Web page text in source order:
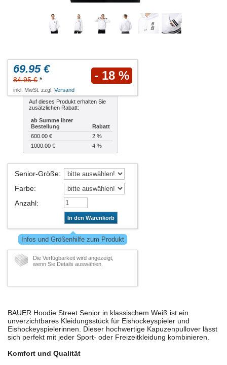
69.95 €
84.95 € * - 18 %
inkl. MwSt. zzgl. Versand
Auf dieses Produkt erhalten Sie
zusätzlichen Rabatt:
ab Summe Ihrer
Bestellung
Rabatt
600.00 €
2 %
1000.00 €
4 %
Senior-Größe:
Farbe:
Anzahl:
In den Warenkorb
Infos und Größenhilfe zum Produkt
Die Verfügbarkeit wird angezeigt,
wenn Sie Details auswählen.
BAUER Hoodie Street Senior in klassischem Weiß ist ein
unverzichtbares Kleidungsstück für Eishockeyspieler und
Eishockeyspielerinnen. Dieser hochwertige Kapuzenpullover lässt
sich perfekt mit jeder Sport- oder Freizeitkleidung kombinieren.
Komfort und Qualität